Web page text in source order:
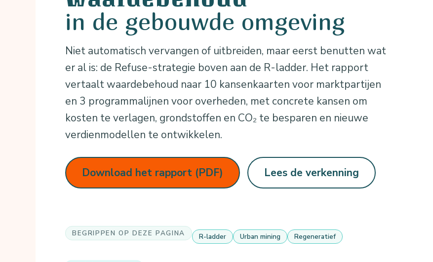
in de gebouwde omgeving
Niet automatisch vervangen of uitbreiden, maar eerst benutten wat
er al is: de Refuse-strategie boven aan de R-ladder. Het rapport
vertaalt waardebehoud naar 10 kansenkaarten voor marktpartijen
en 3 programmalijnen voor overheden, met concrete kansen om
kosten te verlagen, grondstoffen en CO₂ te besparen en nieuwe
verdienmodellen te ontwikkelen.
Download het rapport (PDF) Lees de verkenning
BEGRIPPEN OP DEZE PAGINA R-ladder Urban mining Regeneratief